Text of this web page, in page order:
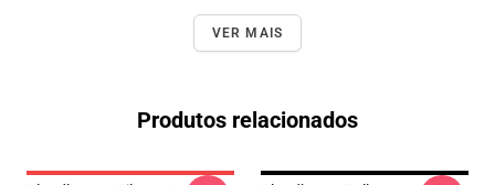
VER MAIS
Produtos relacionados